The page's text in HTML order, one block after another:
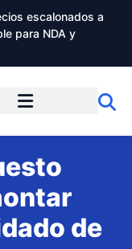
escalonados a
para NDA y
de